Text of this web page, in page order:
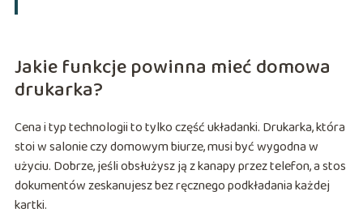
Jakie funkcje powinna mieć domowa
drukarka?
Cena i typ technologii to tylko część układanki. Drukarka, która
stoi w salonie czy domowym biurze, musi być wygodna w
użyciu. Dobrze, jeśli obsłużysz ją z kanapy przez telefon, a stos
dokumentów zeskanujesz bez ręcznego podkładania każdej
kartki.